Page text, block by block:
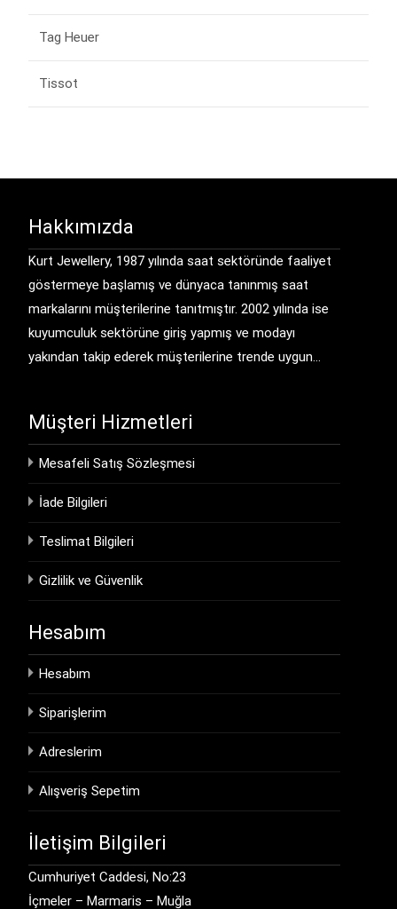
Tag Heuer
Tissot
Hakkımızda
Kurt Jewellery, 1987 yılında saat sektöründe faaliyet
göstermeye başlamış ve dünyaca tanınmış saat
markalarını müşterilerine tanıtmıştır. 2002 yılında ise
kuyumculuk sektörüne giriş yapmış ve modayı
yakından takip ederek müşterilerine trende uygun…
Müşteri Hizmetleri
Mesafeli Satış Sözleşmesi
İade Bilgileri
Teslimat Bilgileri
Gizlilik ve Güvenlik
Hesabım
Hesabım
Siparişlerim
Adreslerim
Alışveriş Sepetim
İletişim Bilgileri
Cumhuriyet Caddesi, No:23
İçmeler – Marmaris – Muğla